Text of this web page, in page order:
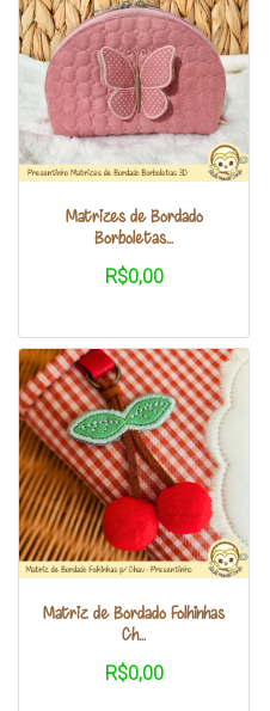
Matrizes de Bordado
Borboletas...
R$0,00
Matriz de Bordado Folhinhas
Ch...
R$0,00